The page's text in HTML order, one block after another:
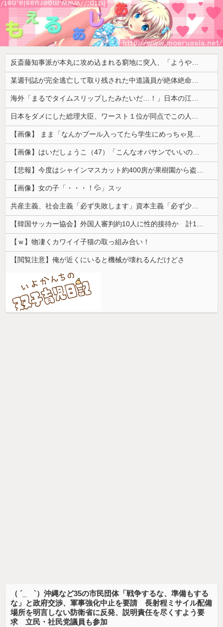
反斎藤知事派が本丸に攻め込まれる窮地に突入、「ようやく反撃のターンやね」と手際の良さに感心する人が続出中
某週刊誌が完全逃亡して取り残された中道議員が絶体絶命の窮地、「今度は宏池会に矛先を向けたか……」と節操の無さに呆れる人が続出
海外「まるでタイムスリップしたみたいだ…！」日本の江戸時代の街並みがそのまま保存されている貴重な場所とは・・・？【海外の反応】
日本をダメにした総理大臣、ワースト１位が同点でこの人ｗｗｗｗｗｗ
【画像】 まま「なんかプール入ってたら学生にめっちゃ見られたw」
【画像】はいだしょうこ（47）「こんなオバサンでいいの…？」
【悲報】今度はシャインマスカット約400房が果樹園から盗まれる 参議院議員「日本人ではないと思う」
【画像】女の子「・・・！💦」スッ
共産主義、社会主義「必ず失敗します」資本主義「必ず少子化します」
【韓国サッカー協会】外国人審判約10人に性的接待か 計1496回、約2億ウォン（約2200万円）
【ｗ】物凄くカワイイ子猫の取っ組み合い！
【閲覧注意】俺が近くにいると機械が壊れるんだけどさ
（ ´_ゝ`）沖縄など35の市民団体「戦争するな、準備もする
な」と政府交渉、軍事強化中止を要請 長射程ミサイル配備
場所を明言しない防衛省に反発、説明責任を尽くすよう要
求 立民・社民党議員も参加